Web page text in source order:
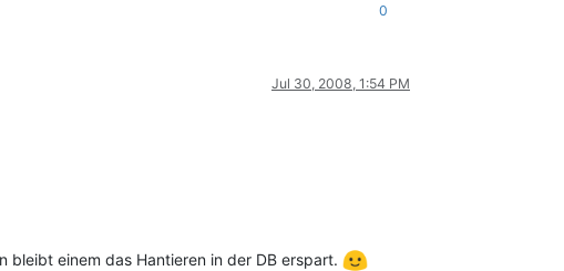
0
Jul 30, 2008, 1:54 PM
bleibt einem das Hantieren in der DB erspart.